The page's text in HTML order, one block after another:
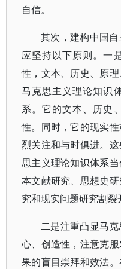
自信。
其次，建构中国
应坚持以下原则。一
性，文本、历史、原理
马克思主义理论知识
系。它的文本、历史
性。同时，它的现实
烈关注和与时俱进。
思主义理论知识体系
本文献研究、思想史
究和现实问题研究割裂
二是注重凸显马
心、创造性，注意克
果的盲目崇拜和效法